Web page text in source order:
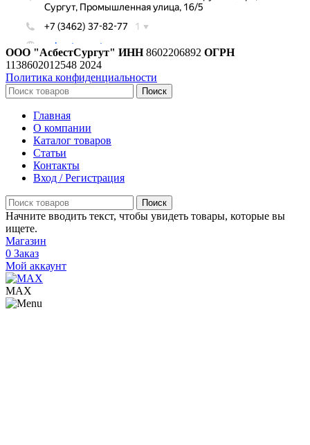
ООО "АсбестСургут" ИНН8602206892 ОГРН
1138602012548 2024
Политика конфиденциальности
Поиск
Главная
О компании
Каталог товаров
Статьи
Контакты
Вход / Регистрация
Поиск
Начните вводить текст, чтобы увидеть товары, которые вы
ищете.
Магазин
0 Заказ
Мой аккаунт
МАХ